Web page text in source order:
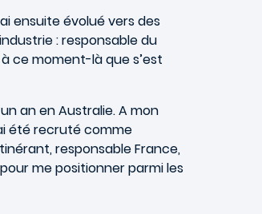
ensuite évolué vers des
: responsable du
ce moment-là que s’est
an en Australie. A mon
été recruté comme
responsable France,
me positionner parmi les